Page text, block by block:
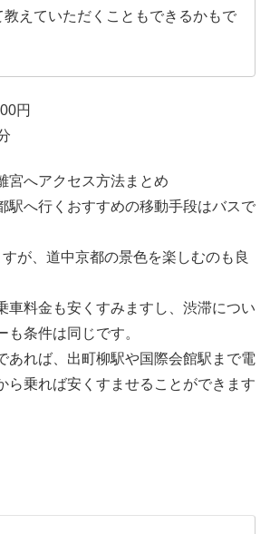
えていただくこともできるかもで
円
宮へアクセス方法まとめ
駅へ行くおすすめの移動手段はバスで
が、道中京都の景色を楽しむのも良
車料金も安くすみますし、渋滞につい
も条件は同じです。
あれば、出町柳駅や国際会館駅まで電
ら乗れば安くすませることができます